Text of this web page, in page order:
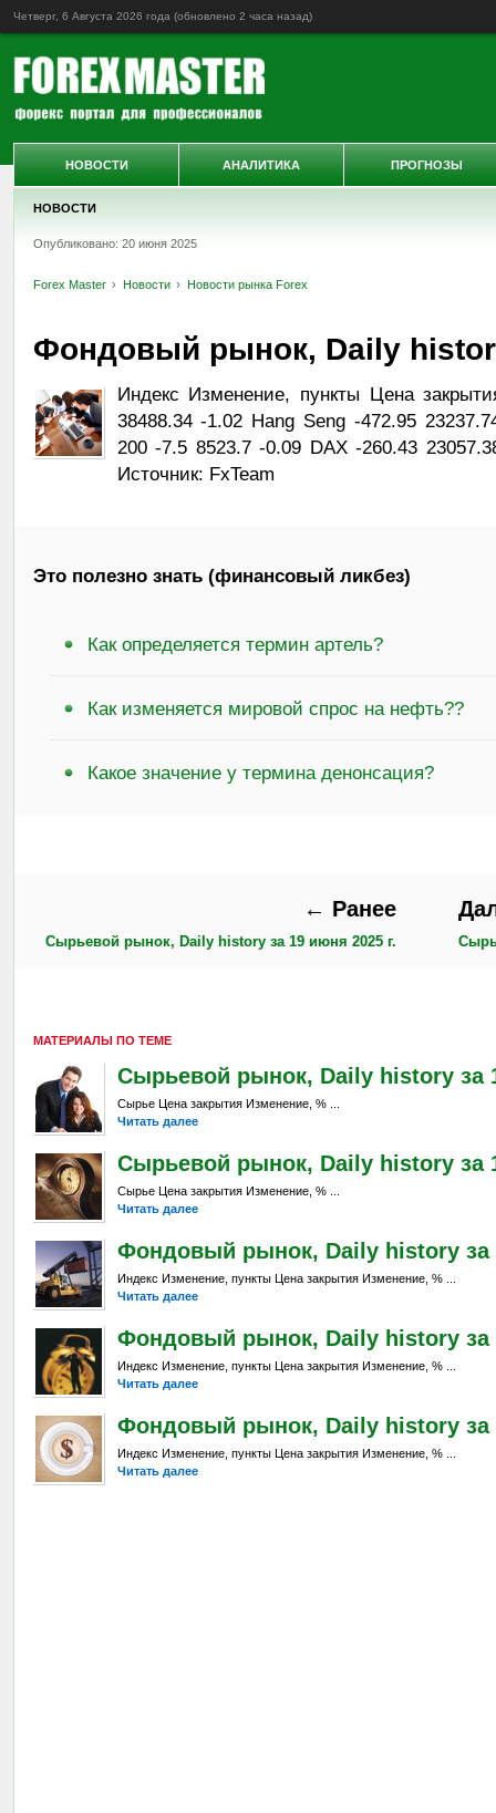
Четверг, 6 Августа 2026 года (обновлено 2 часа назад)
НОВОСТИ
Опубликовано: 20 июня 2025
Forex Master Новости Новости рынка Forex
Фондовый рынок, Daily
Индекс Изменение, пункты Цена
38488.34 -1.02 Hang Seng -472.95
200 -7.5 8523.7 -0.09 DAX -260.43
Источник: FxTeam
Это полезно знать (финансовый ликбез)
Как определяется термин артель?
Как изменяется мировой спрос на нефть??
Какое значение у термина денонсация?
← Ранее
Сырьевой рынок, Daily history за 19 июня 2025 г.
МАТЕРИАЛЫ ПО ТЕМЕ
Сырьевой рынок, Daily history за
Сырье Цена закрытия Изменение, % ...
Читать далее
Сырьевой рынок, Daily history за
Сырье Цена закрытия Изменение, % ...
Читать далее
Фондовый рынок, Daily history за
Индекс Изменение, пункты Цена закрытия Изменение, % ...
Читать далее
Фондовый рынок, Daily history за
Индекс Изменение, пункты Цена закрытия Изменение, % ...
Читать далее
Фондовый рынок, Daily history за
Индекс Изменение, пункты Цена закрытия Изменение, % ...
Читать далее
НОВОСТИ АНАЛИТИКА ПРОГНОЗЫ